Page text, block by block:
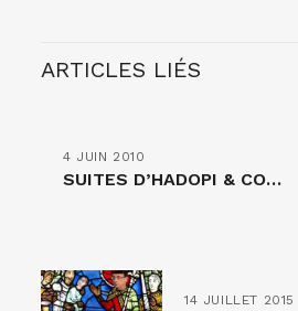
ARTICLES LIÉS
4 JUIN 2010
SUITES D’HADOPI & CO…
14 JUILLET 2015